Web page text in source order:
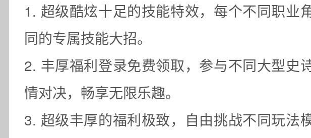
1. 超级酷炫十足的技能特效，每个不同职业
同的专属技能大招。
2. 丰厚福利登录免费领取，参与不同大型史
情对决，畅享无限乐趣。
3. 超级丰厚的福利极致，自由挑战不同玩法